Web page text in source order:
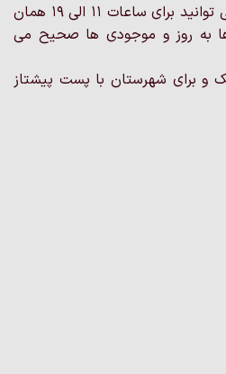
اگر داخل تهران هستین ، می توانید برای ساعات 11 الی 19 همان
به روز و موجودی ها صحیح می
و برای شهرستان با پست پیشتاز